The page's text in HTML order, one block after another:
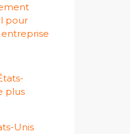
pour
Unis